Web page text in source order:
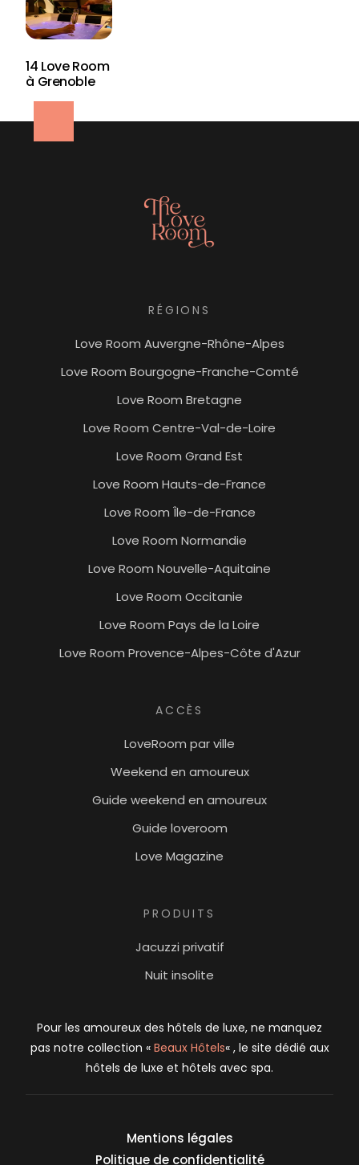
14 Love Room
à Grenoble
RÉGIONS
Love Room Auvergne-Rhône-Alpes
Love Room Bourgogne-Franche-Comté
Love Room Bretagne
Love Room Centre-Val-de-Loire
Love Room Grand Est
Love Room Hauts-de-France
Love Room Île-de-France
Love Room Normandie
Love Room Nouvelle-Aquitaine
Love Room Occitanie
Love Room Pays de la Loire
Love Room Provence-Alpes-Côte d'Azur
ACCÈS
LoveRoom par ville
Weekend en amoureux
Guide weekend en amoureux
Guide loveroom
Love Magazine
PRODUITS
Jacuzzi privatif
Nuit insolite
Pour les amoureux des hôtels de luxe, ne manquez
pas notre collection « Beaux Hôtels« , le site dédié aux
hôtels de luxe et hôtels avec spa.
Mentions légales
Politique de confidentialité